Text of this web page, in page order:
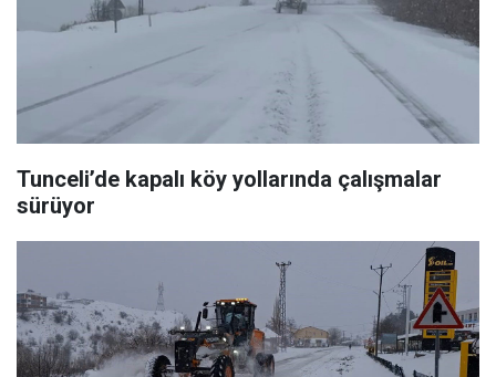
Tunceli’de kapalı köy yollarında çalışmalar
sürüyor